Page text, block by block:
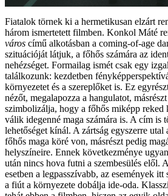
Fiatalok törnek ki a hermetikusan elzárt
három ismertetett filmben. Konkol Máté
város című alkotásban a coming-of-age
szituációját látjuk, a főhős számára az
nehézséget. Formailag ismét csak egy
találkozunk: kezdetben
környezetet és a szereplőket is. Ez
nézőt, megalapozza a hangulatot,
szimbolizálja, hogy a főhős miképp reked
válik idegenné maga számára is. A cím is
lehetőséget kínál. A zártság egyszerre utal
főhős maga köré von, másrészt pedig
helyszíneire. Ennek következménye
után nincs hova futni a szembesülés elől.
esetben a legpasszívabb, az események
a fiút a környezete dobálja ide-oda.